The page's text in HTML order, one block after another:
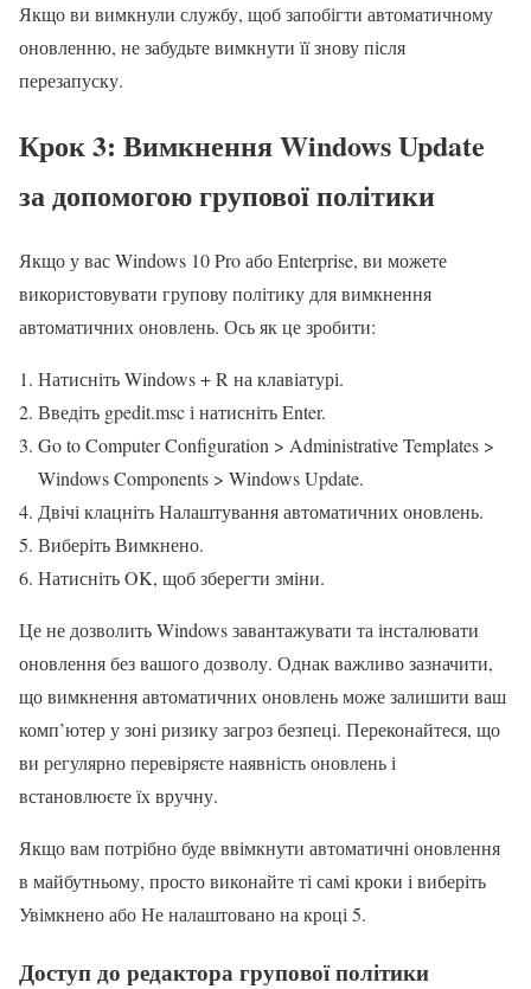
Якщо ви вимкнули службу, щоб запобігти автоматичному
оновленню, не забудьте вимкнути її знову після
перезапуску.
Крок 3: Вимкнення Windows Update
за допомогою групової політики
Якщо у вас Windows 10 Pro або Enterprise, ви можете
використовувати групову політику для вимкнення
автоматичних оновлень. Ось як це зробити:
Натисніть Windows + R на клавіатурі.
Введіть gpedit.msc і натисніть Enter.
Go to Computer Configuration > Administrative Templates >
Windows Components > Windows Update.
Двічі клацніть Налаштування автоматичних оновлень.
Виберіть Вимкнено.
Натисніть OK, щоб зберегти зміни.
Це не дозволить Windows завантажувати та інсталювати
оновлення без вашого дозволу. Однак важливо зазначити,
що вимкнення автоматичних оновлень може залишити ваш
комп’ютер у зоні ризику загроз безпеці. Переконайтеся, що
ви регулярно перевіряєте наявність оновлень і
встановлюєте їх вручну.
Якщо вам потрібно буде ввімкнути автоматичні оновлення
в майбутньому, просто виконайте ті самі кроки і виберіть
Увімкнено або Не налаштовано на кроці 5.
Доступ до редактора групової політики